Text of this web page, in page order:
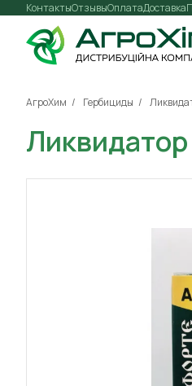
Контакты Оплата
Отзывы Доставка
АгроХим Гербициды